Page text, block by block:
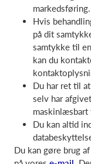
markedsføring.
Hvis
på dit
samtykke til
kan du
Du har ret til
selv har
maskinlæsbart
Du kan altid
Du kan gøre brug